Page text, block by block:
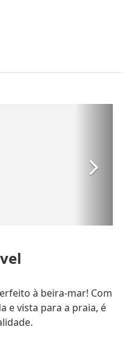
à beira-mar! Com
e vista para a praia, é